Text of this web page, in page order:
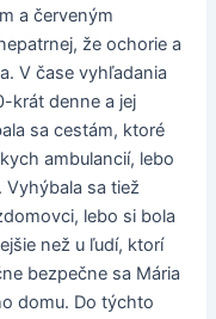
a červeným
že ochorie a
V čase vyhľadania
krát denne a jej
sa cestám, ktoré
ambulancií, lebo
sa tiež
lebo si bola
než u ľudí, ktorí
bezpečne sa Mária
domu. Do týchto